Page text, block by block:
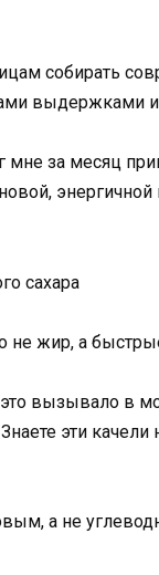
собирать
выдержками
за месяц
сахара
не жир, а
вызывало в
эти качели
а не